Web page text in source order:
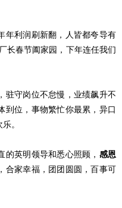
年利润刷新翻，人皆都夸导有
长春节阖家园，下年连任我们
驻守岗位不怠慢，业绩飙升不
到位，事物繁忙你最累，异口
。
英明领导和悉心照顾， 感恩
合家幸福，团团圆圆，百事可